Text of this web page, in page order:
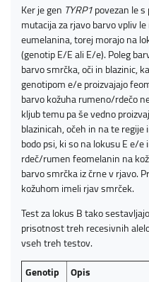
Ker je gen TYRP1povezan le
mutacija za rjavo barvo vpliv
eumelanina, torej morajo na
(genotip E/E ali E/e). Poleg
barvo smrčka, oči in blazinic,
genotipom e/e proizvajajo
barvo kožuha rumeno/rdečo
kljub temu pa še vedno
blazinicah, očeh in na te
bodo psi, ki so na lokusu E e/
rdeč/rumen feomelanin na
barvo smrčka iz črne v rjavo.
kožuhom imeli rjav smrček.
Test za lokus B tako
prisotnost treh recesivnih
vseh treh testov.
Genotip
Opis